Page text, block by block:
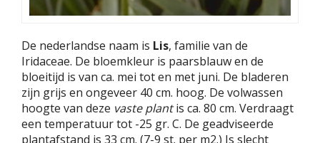
De nederlandse naam is Lis, familie van de
Iridaceae. De bloemkleur is paarsblauw en de
bloeitijd is van ca. mei tot en met juni. De bladeren
zijn grijs en ongeveer 40 cm. hoog. De volwassen
hoogte van deze vaste plantis ca. 80 cm. Verdraagt
een temperatuur tot -25 gr. C. De geadviseerde
plantafstand is 33 cm. (7-9 st. per m2.) Is slecht